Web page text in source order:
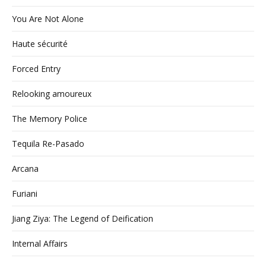
You Are Not Alone
Haute sécurité
Forced Entry
Relooking amoureux
The Memory Police
Tequila Re-Pasado
Arcana
Furiani
Jiang Ziya: The Legend of Deification
Internal Affairs